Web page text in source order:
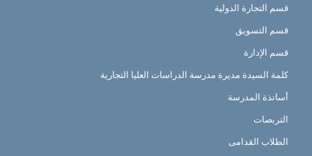
قسم التجارة الدولية
قسم التسويق
قسم الإدارة
كلمة السيدة مديرة مدرسة الدراسات العليا التجارية
أساتذة المدرسة
التربصات
الطلاب القدامى